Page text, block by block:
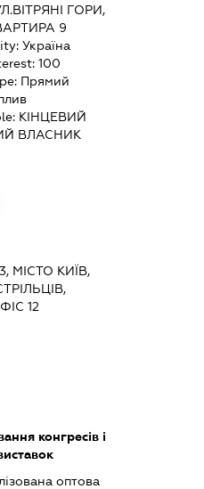
ГОРИ,
9
Україна
100
Прямий
КІНЦЕВИЙ
ВЛАСНИК
МІСТО КИЇВ,
12
конгресів і
оптова